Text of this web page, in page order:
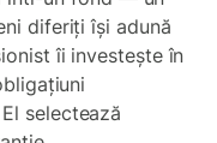
diferiți își adună
îi investește în
selectează